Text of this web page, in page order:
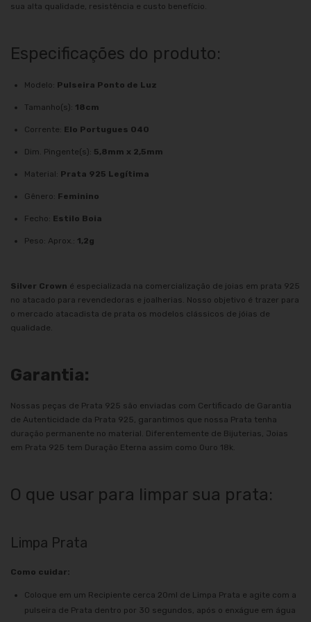
sua alta qualidade, resistência e custo benefício.
Especificações do produto:
Modelo: Pulseira Ponto de Luz
Tamanho(s): 18cm
Corrente: Elo Portugues 040
Dim. Pingente(s): 5,8mm x 2,5mm
Material: Prata 925 Legítima
Gênero: Feminino
Fecho: Estilo Boia
Peso: Aprox.: 1,2g
Silver Crown é especializada na comercialização de joias em prata 925
no atacado para revendedoras e joalherias. Nosso objetivo é trazer para
o mercado atacadista de prata os modelos clássicos de jóias de
qualidade.
Garantia:
Nossas peças de Prata 925 são enviadas com Certificado de Garantia
de Autenticidade da Prata 925, garantimos que nossa Prata tenha
duração permanente no material. Diferentemente de Bijuterias, Joias
em Prata 925 tem Duração Eterna assim como Ouro 18k.
O que usar para limpar sua prata:
Limpa Prata
Como cuidar:
Coloque em um Recipiente cerca 20ml de Limpa Prata e agite com a
pulseira de Prata dentro por 30 segundos, após o enxágue em água